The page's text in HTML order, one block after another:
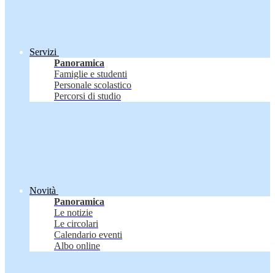
Servizi
Panoramica
Famiglie e studenti
Personale scolastico
Percorsi di studio
Novità
Panoramica
Le notizie
Le circolari
Calendario eventi
Albo online